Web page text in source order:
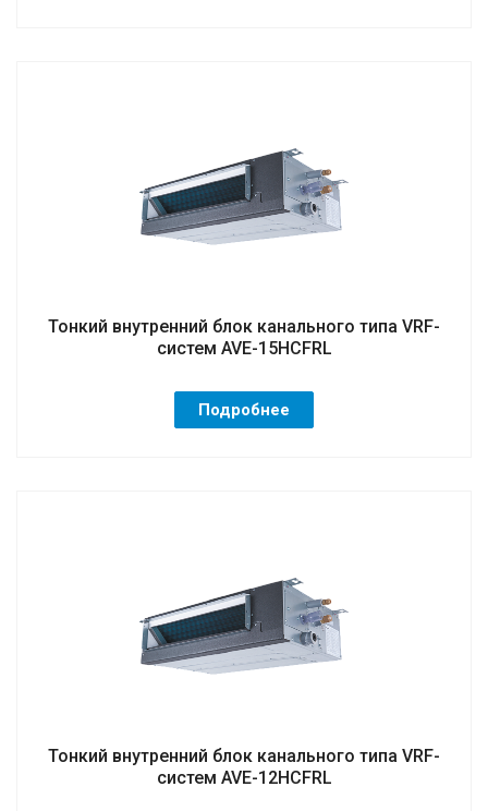
Тонкий внутренний блок канального типа VRF-
систем AVE-15HCFRL
Подробнее
Тонкий внутренний блок канального типа VRF-
систем AVE-12HCFRL